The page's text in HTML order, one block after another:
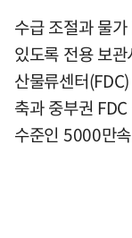
수급 조절과 물
있도록 전용 보
산물류센터
축과 중부권
수준인 5000만